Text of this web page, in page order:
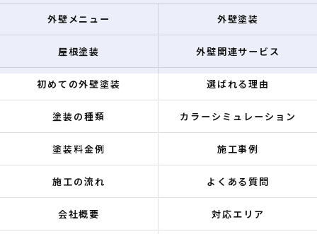
外壁メニュー 外壁塗装
屋根塗装 外壁関連サービス
初めての外壁塗装 選ばれる理由
塗装の種類 カラーシミュレーション
塗装料金例 施工事例
施工の流れ よくある質問
会社概要 対応エリア